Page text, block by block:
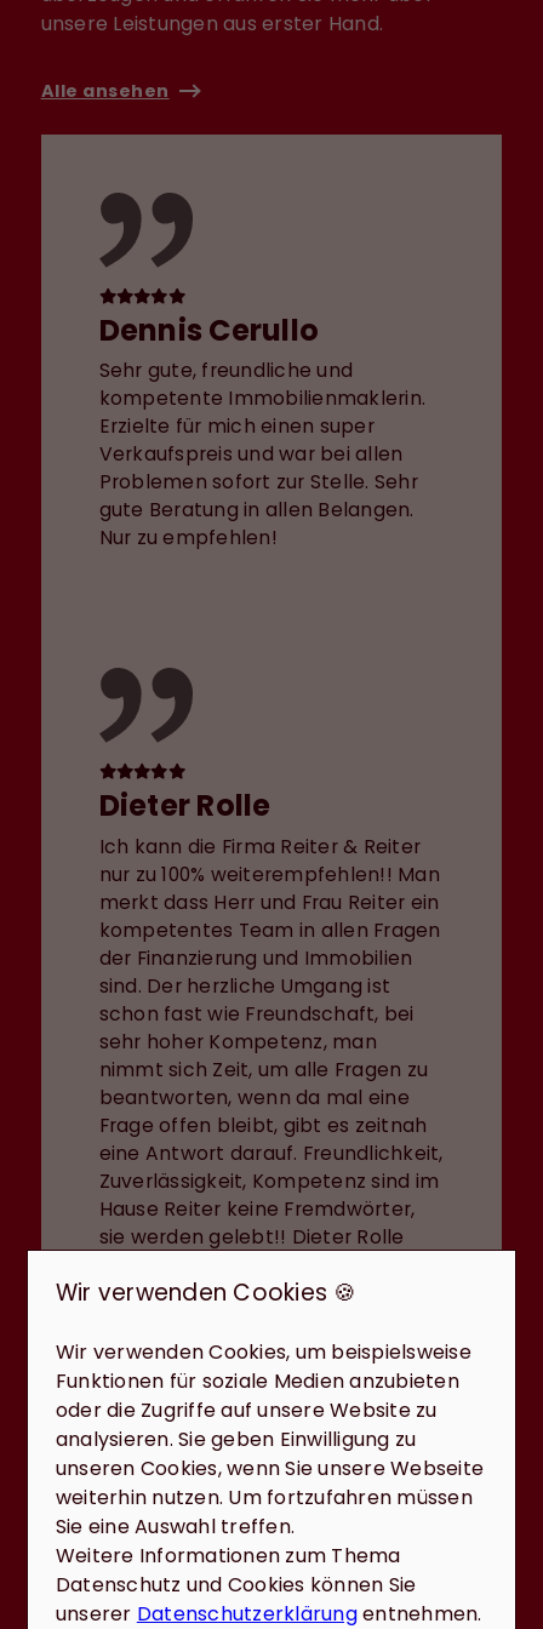
unsere Leistungen aus erster Hand.
Alle ansehen
Dennis Cerullo
Sehr gute, freundliche und
kompetente Immobilienmaklerin.
Erzielte für mich einen super
Verkaufspreis und war bei allen
Problemen sofort zur Stelle. Sehr
gute Beratung in allen Belangen.
Nur zu empfehlen!
Dieter Rolle
Ich kann die Firma Reiter & Reiter
nur zu 100% weiterempfehlen!! Man
merkt dass Herr und Frau Reiter ein
kompetentes Team in allen Fragen
der Finanzierung und Immobilien
sind. Der herzliche Umgang ist
schon fast wie Freundschaft, bei
sehr hoher Kompetenz, man
nimmt sich Zeit, um alle Fragen zu
beantworten, wenn da mal eine
Frage offen bleibt, gibt es zeitnah
eine Antwort darauf. Freundlichkeit,
Zuverlässigkeit, Kompetenz sind im
Hause Reiter keine Fremdwörter,
sie werden gelebt!! Dieter Rolle
Fabienne Hoffmann
Ich war mit der Ausführung und
Vermittlung, der erworbenen
Immobilie durch Frau Reiter, mehr
Wir verwenden Cookies 🍪
Wir verwenden Cookies, um beispielsweise
Funktionen für soziale Medien anzubieten
oder die Zugriffe auf unsere Website zu
analysieren. Sie geben Einwilligung zu
unseren Cookies, wenn Sie unsere Webseite
weiterhin nutzen. Um fortzufahren müssen
Sie eine Auswahl treffen.
Weitere Informationen zum Thema
Datenschutz und Cookies können Sie
unserer Datenschutzerklärungentnehmen.